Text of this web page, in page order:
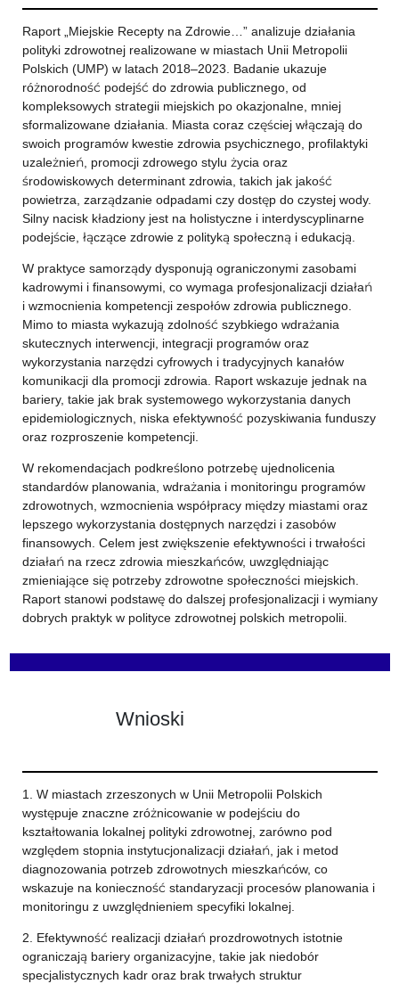
Raport „Miejskie Recepty na Zdrowie…” analizuje działania
polityki zdrowotnej realizowane w miastach Unii Metropolii
Polskich (UMP) w latach 2018–2023. Badanie ukazuje
różnorodność podejść do zdrowia publicznego, od
kompleksowych strategii miejskich po okazjonalne, mniej
sformalizowane działania. Miasta coraz częściej włączają do
swoich programów kwestie zdrowia psychicznego, profilaktyki
uzależnień, promocji zdrowego stylu życia oraz
środowiskowych determinant zdrowia, takich jak jakość
powietrza, zarządzanie odpadami czy dostęp do czystej wody.
Silny nacisk kładziony jest na holistyczne i interdyscyplinarne
podejście, łączące zdrowie z polityką społeczną i edukacją.
W praktyce samorządy dysponują ograniczonymi zasobami
kadrowymi i finansowymi, co wymaga profesjonalizacji działań
i wzmocnienia kompetencji zespołów zdrowia publicznego.
Mimo to miasta wykazują zdolność szybkiego wdrażania
skutecznych interwencji, integracji programów oraz
wykorzystania narzędzi cyfrowych i tradycyjnych kanałów
komunikacji dla promocji zdrowia. Raport wskazuje jednak na
bariery, takie jak brak systemowego wykorzystania danych
epidemiologicznych, niska efektywność pozyskiwania funduszy
oraz rozproszenie kompetencji.
W rekomendacjach podkreślono potrzebę ujednolicenia
standardów planowania, wdrażania i monitoringu programów
zdrowotnych, wzmocnienia współpracy między miastami oraz
lepszego wykorzystania dostępnych narzędzi i zasobów
finansowych. Celem jest zwiększenie efektywności i trwałości
działań na rzecz zdrowia mieszkańców, uwzględniając
zmieniające się potrzeby zdrowotne społeczności miejskich.
Raport stanowi podstawę do dalszej profesjonalizacji i wymiany
dobrych praktyk w polityce zdrowotnej polskich metropolii.
Wnioski
1. W miastach zrzeszonych w Unii Metropolii Polskich
występuje znaczne zróżnicowanie w podejściu do
kształtowania lokalnej polityki zdrowotnej, zarówno pod
względem stopnia instytucjonalizacji działań, jak i metod
diagnozowania potrzeb zdrowotnych mieszkańców, co
wskazuje na konieczność standaryzacji procesów planowania i
monitoringu z uwzględnieniem specyfiki lokalnej.
2. Efektywność realizacji działań prozdrowotnych istotnie
ograniczają bariery organizacyjne, takie jak niedobór
specjalistycznych kadr oraz brak trwałych struktur